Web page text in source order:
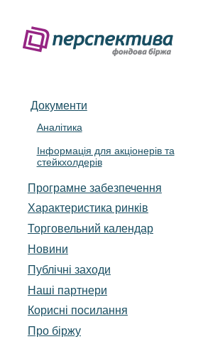
Документи
Аналітика
Інформація для акціонерів та
стейкхолдерів
Програмне забезпечення
Характеристика pинків
Торговельний календар
Новини
Публічні заходи
Наші партнери
Корисні посилання
Про біржу